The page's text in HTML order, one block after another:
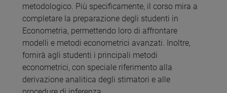
metodologico. Più specificamente, il corso mira a
completare la preparazione degli studenti in
Econometria, permettendo loro di affrontare
modelli e metodi econometrici avanzati. Inoltre,
fornirà agli studenti i principali metodi
econometrici, con speciale riferimento alla
derivazione analitica degli stimatori e alle